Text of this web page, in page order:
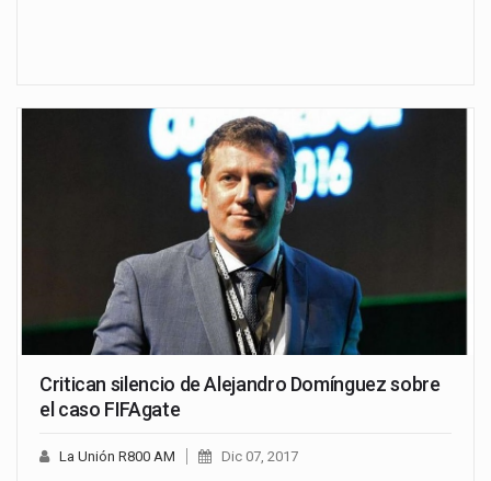
Critican silencio de Alejandro Domínguez sobre
el caso FIFAgate
La Unión R800 AM Dic 07, 2017